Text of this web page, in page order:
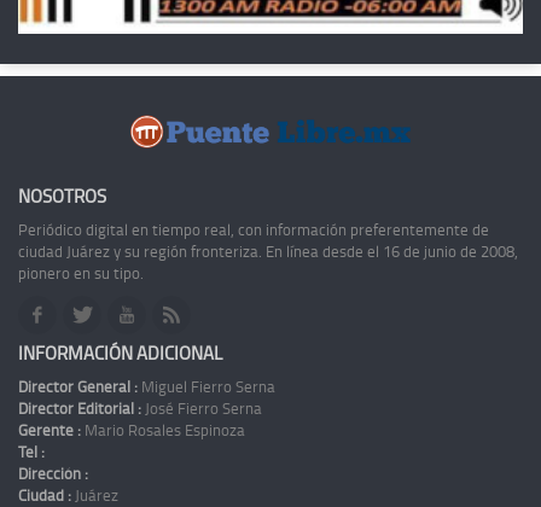
NOSOTROS
Periódico digital en tiempo real, con información preferentemente de
ciudad Juárez y su región fronteriza. En línea desde el 16 de junio de 2008,
pionero en su tipo.
INFORMACIÓN ADICIONAL
Director General : Miguel Fierro Serna
Director Editorial : José Fierro Serna
Gerente : Mario Rosales Espinoza
Tel :
Dirección :
Ciudad : Juárez